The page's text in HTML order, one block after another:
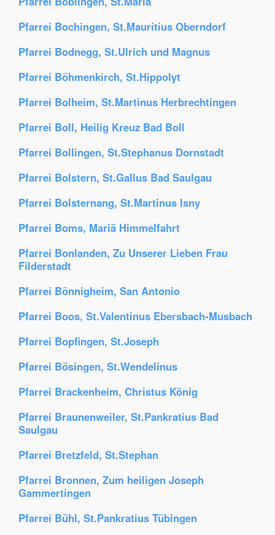
Pfarrei Bochingen, St.Mauritius Oberndorf
Pfarrei Bodnegg, St.Ulrich und Magnus
Pfarrei Böhmenkirch, St.Hippolyt
Pfarrei Bolheim, St.Martinus Herbrechtingen
Pfarrei Boll, Heilig Kreuz Bad Boll
Pfarrei Bollingen, St.Stephanus Dornstadt
Pfarrei Bolstern, St.Gallus Bad Saulgau
Pfarrei Bolsternang, St.Martinus Isny
Pfarrei Boms, Mariä Himmelfahrt
Pfarrei Bonlanden, Zu Unserer Lieben Frau
Filderstadt
Pfarrei Bönnigheim, San Antonio
Pfarrei Boos, St.Valentinus Ebersbach-Musbach
Pfarrei Bopfingen, St.Joseph
Pfarrei Bösingen, St.Wendelinus
Pfarrei Brackenheim, Christus König
Pfarrei Braunenweiler, St.Pankratius Bad
Saulgau
Pfarrei Bretzfeld, St.Stephan
Pfarrei Bronnen, Zum heiligen Joseph
Gammertingen
Pfarrei Bühl, St.Pankratius Tübingen